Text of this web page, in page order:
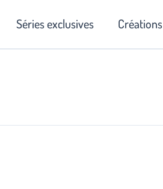
Séries exclusives Créations